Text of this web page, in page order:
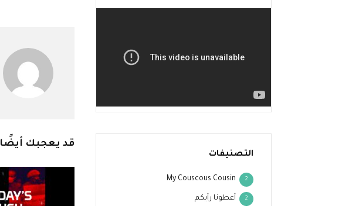
قد يعجبك أيضًا
التصنيفات
My Couscous Cousin 2
أعطونا رأيكم 2